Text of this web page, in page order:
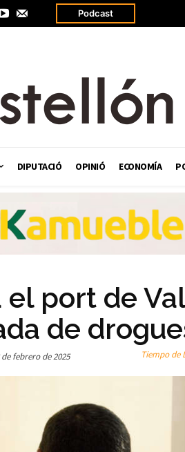
Podcast
DIPUTACIÓ OPINIÓ ECONOMÍA
port de
de
de febrero de 2025 Tiempo de